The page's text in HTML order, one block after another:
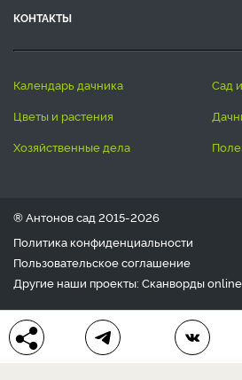
КОНТАКТЫ
календарь дачника
сад
цветы и растения
хозяйственные дела
® Антонов сад 2015-2026
Политика конфиденциальности
Пользовательское соглашение
Другие наши проекты: Сканвордыonline
Любое использование материала
письменного согласия редакции